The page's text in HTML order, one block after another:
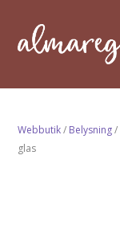
Webbutik/ Belysning/
glas